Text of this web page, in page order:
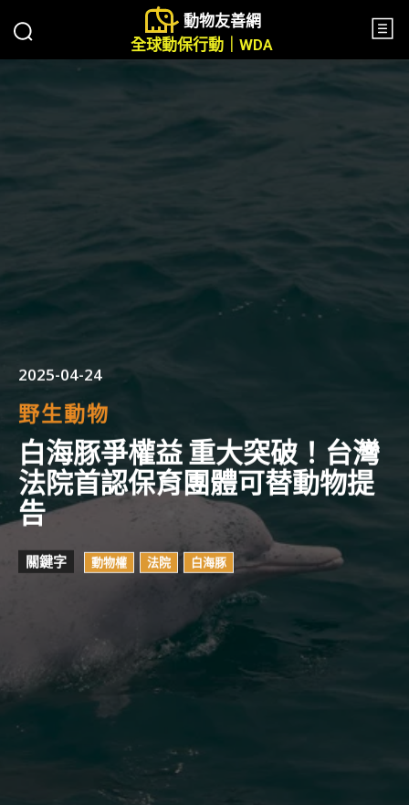
動物友善網
全球動保行動｜WDA
2025-04-24
野生動物
白海豚爭權益 重大突破！台灣
法院首認保育團體可替動物提
告
關鍵字 動物權 法院 白海豚